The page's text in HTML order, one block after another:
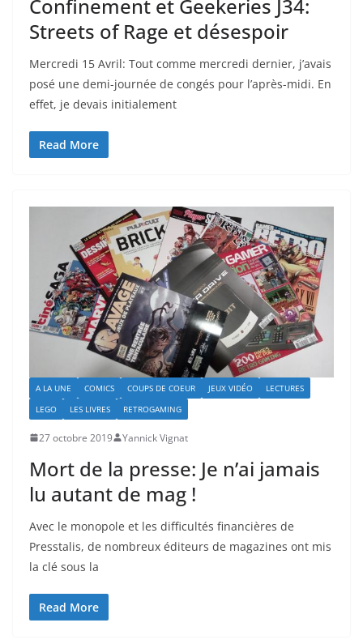
Confinement et Geekeries J34:
Streets of Rage et désespoir
Mercredi 15 Avril: Tout comme mercredi dernier, j’avais
posé une demi-journée de congés pour l’après-midi. En
effet, je devais initialement
Read More
A LA UNE COMICS COUPS DE COEUR JEUX VIDÉO
LECTURES
LEGO
LES LIVRES RETROGAMING
27 octobre 2019 Yannick Vignat
Mort de la presse: Je n’ai jamais
lu autant de mag !
Avec le monopole et les difficultés financières de
Presstalis, de nombreux éditeurs de magazines ont mis
la clé sous la
Read More